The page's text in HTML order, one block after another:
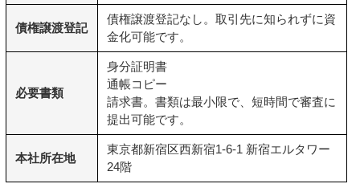
債権譲渡登記
債権譲渡登記なし。取引先に知られずに資
金化可能です。
必要書類
身分証明書
通帳コピー
請求書。書類は最小限で、短時間で審査に
提出可能です。
本社所在地
東京都新宿区西新宿1-6-1 新宿エルタワー
24階